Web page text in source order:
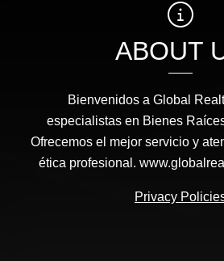
ABOUT
Bienvenidos a Global
especialistas en Bienes
Ofrecemos el mejor servicio y
ética profesional.
Privacy